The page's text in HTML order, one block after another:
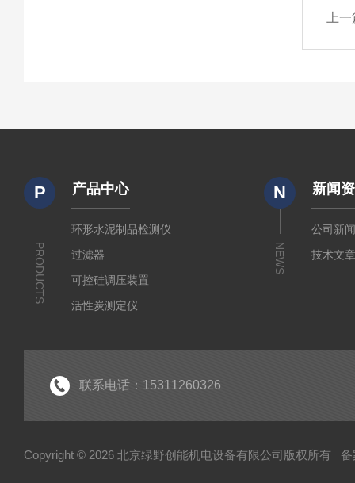
上
P
PRODUCTS
产品中心
环形水泥制品检测仪
过滤器
可控硅调压装置
活性炭测定仪
N
NEWS
新闻
公司新
技术文
联系电话：15311260326
Copyright © 2026 北京绿野创能机电设备有限公司版权所有 备